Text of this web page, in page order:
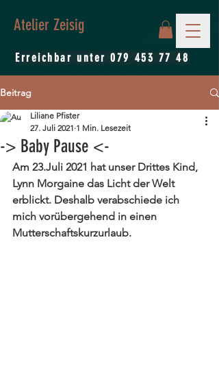
Erreichbar unter079 453 77 48
Atelier Zeisig
Beitrag
-> Baby Pause <-
Liliane Pfister
27. Juli 2021 1 Min. Lesezeit
Am 23.Juli 2021 hat unser Drittes Kind,
Lynn Morgaine das Licht der Welt
erblickt. Deshalb verabschiede ich
mich vorübergehend in einen
Mutterschaftskurzurlaub.